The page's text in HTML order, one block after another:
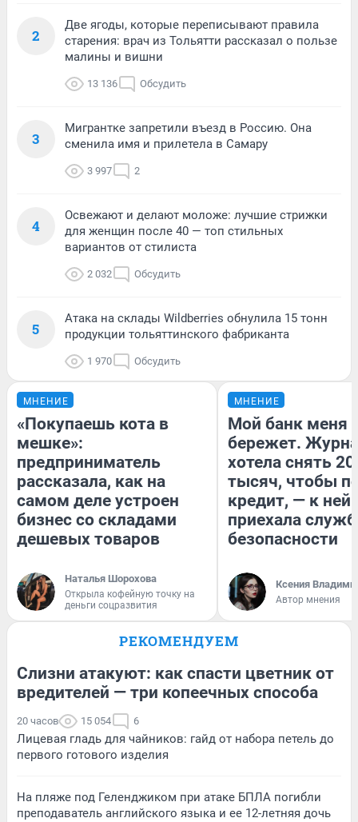
2
Две ягоды, которые переписывают правила
старения: врач из Тольятти рассказал о пользе
малины и вишни
13 136 Обсудить
3
Мигрантке запретили въезд в Россию. Она
сменила имя и прилетела в Самару
3 997 2
4
Освежают и делают моложе: лучшие стрижки
для женщин после 40 — топ стильных
вариантов от стилиста
2 032 Обсудить
5
Атака на склады Wildberries обнулила 15 тонн
продукции тольяттинского фабриканта
1 970 Обсудить
МНЕНИЕ
«Покупаешь кота в
мешке»:
предприниматель
рассказала, как на
самом деле устроен
бизнес со складами
дешевых товаров
Наталья Шорохова
Открыла кофейную точку на
деньги соцразвития
МНЕНИЕ
Мой банк меня
бережет.
хотела снять
тысяч, чтобы
кредит, — к
приехала
безопасности
Ксения
Автор мнения
РЕКОМЕНДУЕМ
Слизни атакуют: как спасти цветник от
вредителей — три копеечных способа
20 часов 15 054 6
Лицевая гладь для чайников: гайд от набора петель до
первого готового изделия
На пляже под Геленджиком при атаке БПЛА погибли
преподаватель английского языка и ее 12-летняя дочь